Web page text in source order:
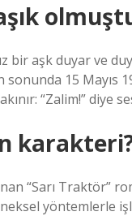
bir aşk duyar ve
sonunda 15
“Zalim!” diye
“Sarı Traktör”
yöntemlerle